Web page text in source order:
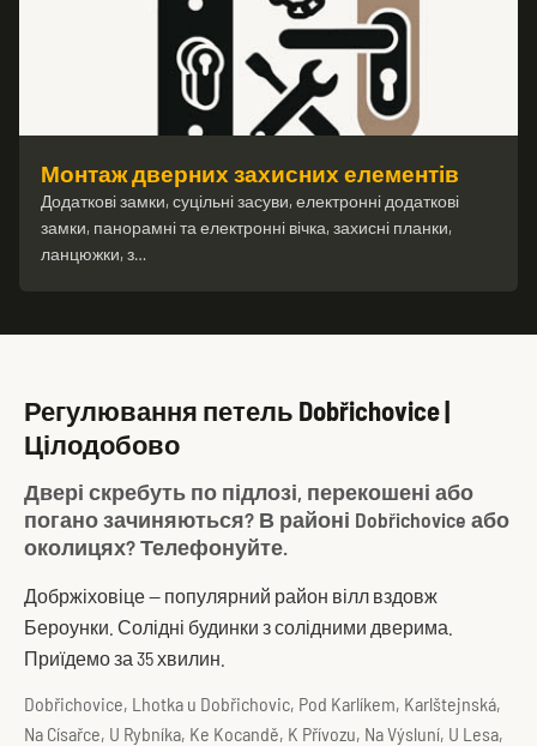
Монтаж дверних захисних елементів
Додаткові замки, суцільні засуви, електронні додаткові
замки, панорамні та електронні вічка, захисні планки,
ланцюжки, з…
Регулювання петель Dobřichovice |
Цілодобово
Двері скребуть по підлозі, перекошені або
погано зачиняються? В районі Dobřichovice або
околицях? Телефонуйте.
Добржіховіце — популярний район вілл вздовж
Бероунки. Солідні будинки з солідними дверима.
Приїдемо за 35 хвилин.
Dobřichovice, Lhotka u Dobřichovic, Pod Karlíkem, Karlštejnská,
Na Císařce, U Rybníka, Ke Kocandě, K Přívozu, Na Výsluní, U Lesa,